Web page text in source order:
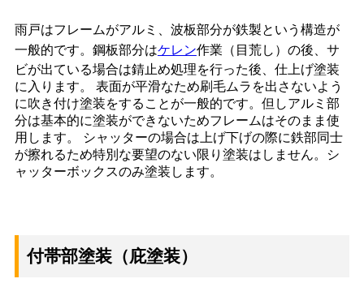
雨戸はフレームがアルミ、波板部分が鉄製という構造が
一般的です。鋼板部分はケレン作業（目荒し）の後、サ
ビが出ている場合は錆止め処理を行った後、仕上げ塗装
に入ります。 表面が平滑なため刷毛ムラを出さないよう
に吹き付け塗装をすることが一般的です。但しアルミ部
分は基本的に塗装ができないためフレームはそのまま使
用します。 シャッターの場合は上げ下げの際に鉄部同士
が擦れるため特別な要望のない限り塗装はしません。シ
ャッターボックスのみ塗装します。
付帯部塗装（庇塗装）